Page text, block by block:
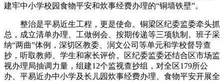
建牢中小学校园食物平安和炊事经费办理的“铜墙铁壁”。
整治是平易近生工程，更是使命。铜梁区纪委监委牵头抓
总，成立清单办理、工做例会、按期传递等三项轨制。班子采
纳“两曲”体例，深切区教委、润文公司等单元和学校督导查
抄，听取教师、学生和家长评价。区纪委监委还结合区市场监
视办理局抽调力量，组建12个监视查抄组，对全区179所公
办、平易近办中小学及长儿园炊事经费办理、食物平安开展全